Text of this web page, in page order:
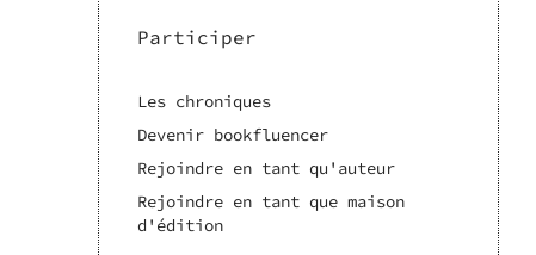
Participer
Les chroniques
Devenir bookfluencer
Rejoindre en tant qu'auteur
Rejoindre en tant que maison
d'édition